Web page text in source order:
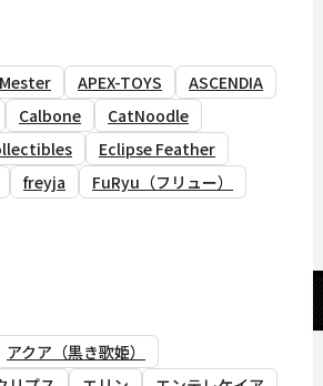
APEX-TOYS
ASCENDIA
Calbone
CatNoodle
Eclipse Feather
freyja
FuRyu（フリュー）
アクア（黒き歌姫）